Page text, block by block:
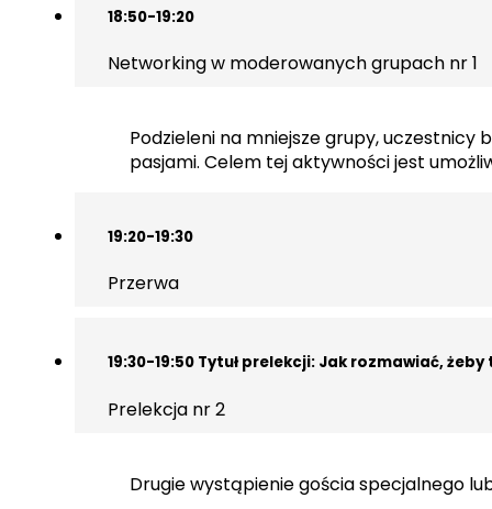
18:50-19:20
Networking w moderowanych grupach nr 1
Podzieleni na mniejsze grupy,
pasjami. Celem tej aktywności jest
19:20-19:30
Przerwa
19:30-19:50 Tytuł prelekcji: Jak rozmawiać,
Prelekcja nr 2
Drugie wystąpienie gościa specjalnego